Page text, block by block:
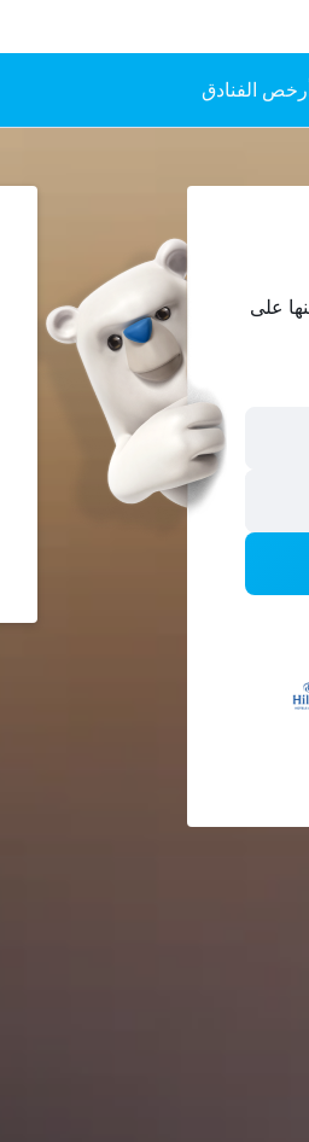
الفنادق
على